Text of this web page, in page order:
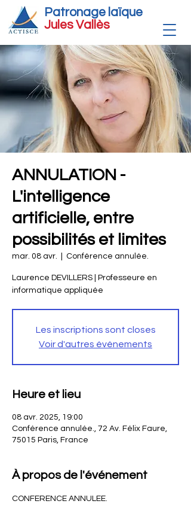
Patronage laïque
Jules Vallès
ANNULATION -
L'intelligence
artificielle, entre
possibilités et limites
mar. 08 avr. Conférence annulée.
Laurence DEVILLERS | Professeure en
informatique appliquée
Les inscriptions sont closes
Voir d'autres événements
Heure et lieu
08 avr. 2025, 19:00
Conférence annulée., 72 Av. Félix Faure,
75015 Paris, France
À propos de l'événement
CONFERENCE ANNULEE.